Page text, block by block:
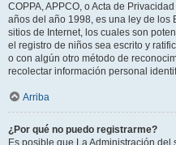
COPPA, APPCO, o Acta de
años del año 1998, es una ley de los
sitios de Internet, los cuales son
el registro de niños sea escrito y
o con algún otro método de
recolectar información personal
Arriba
¿Por qué no puedo registrarme?
Es posible que La Administración